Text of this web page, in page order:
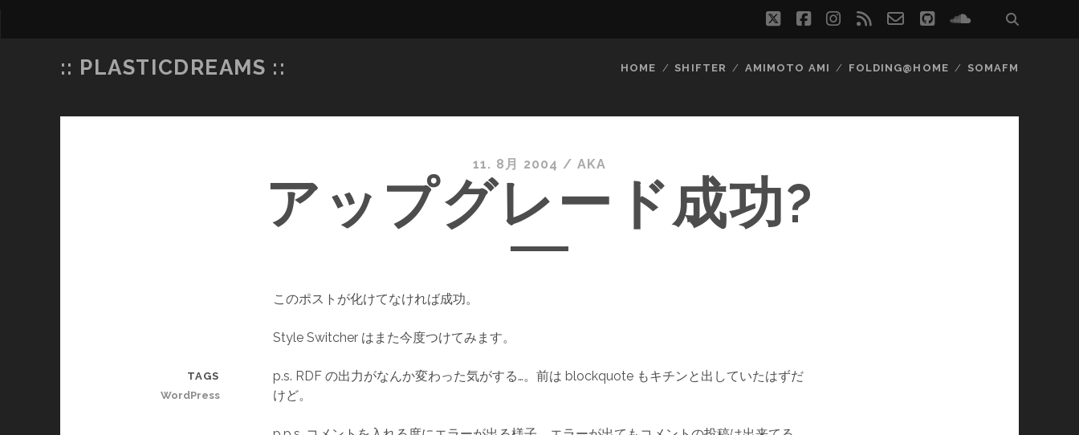
twitterfacebookinstagram
rss email-githubsoundcloud
:: PLASTICDREAMS :: HOME SHIFTER AMIMOTO AMI FOLDING@HOME SOMAFM
11. 8月 2004 / AKA
アップグレード成功?
このポストが化けてなければ成功。
Style Switcher はまた今度つけてみます。
p.s. RDF の出力がなんか変わった気がする…。前は blockquote もキチンと出していたはずだ
けど。
TAGS
WordPress